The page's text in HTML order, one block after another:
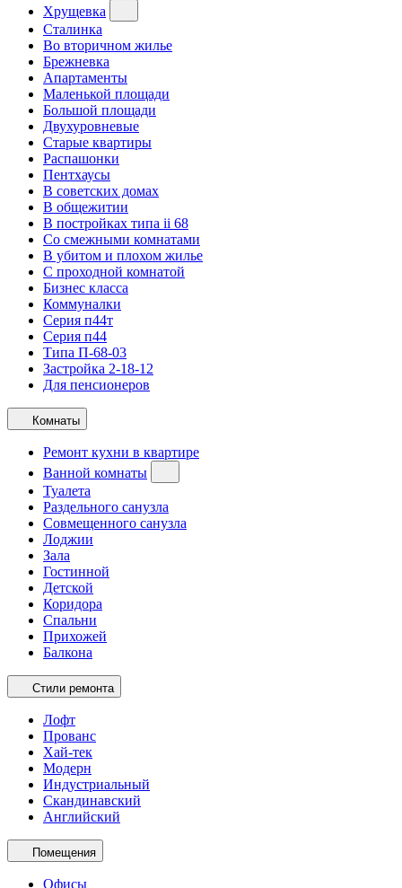
Хрущевка
Сталинка
Во вторичном жилье
Брежневка
Апартаменты
Маленькой площади
Большой площади
Двухуровневые
Старые квартиры
Распашонки
Пентхаусы
В советских домах
В общежитии
В постройках типа ii 68
Со смежными комнатами
В убитом и плохом жилье
С проходной комнатой
Бизнес класса
Коммуналки
Серия п44т
Серия п44
Типа П-68-03
Застройка 2-18-12
Для пенсионеров
Комнаты
Ремонт кухни в квартире
Ванной комнаты
Туалета
Раздельного санузла
Совмещенного санузла
Лоджии
Зала
Гостинной
Детской
Коридора
Спальни
Прихожей
Балкона
Стили ремонта
Лофт
Прованс
Хай-тек
Модерн
Индустриальный
Скандинавский
Английский
Помещения
Офисы